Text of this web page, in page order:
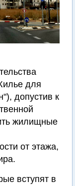
для
допустив к
жилищные
от этажа,
вступят в